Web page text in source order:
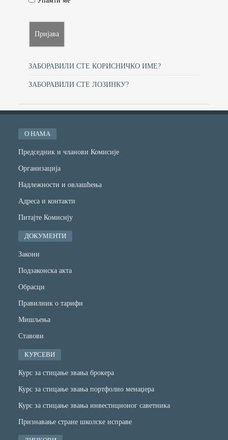
ЗАБОРАВИЛИ СТЕ КОРИСНИЧКО ИМЕ?
ЗАБОРАВИЛИ СТЕ ЛОЗИНКУ?
О НАМА
Председник и чланови Комисије
Организација
Надлежности и овлашћења
Адреса и контакти
Питајте Комисију
ДОКУМЕНТИ
Закони
Подзаконска акта
Обрасци
Правилник о тарифи
Мишљења
Ставови
КУРСЕВИ
Курс за стицање звања брокера
Курс за стицање звања портфолио менаџера
Курс за стицање звања инвестиционог саветника
Признавање стране школске исправе